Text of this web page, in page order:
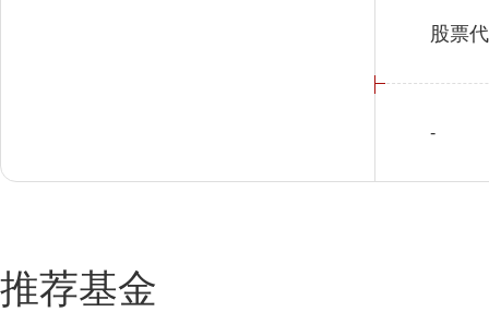
股票
-
推荐基金